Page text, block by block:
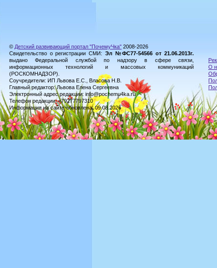
© Детский развивающий портал "ПочемуЧка" 2008-2026
Свидетельство о регистрации СМИ: Эл №ФС77-54566 от 21.06.2013г.
выдано Федеральной службой по надзору в сфере связи,
информационных технологий и массовых коммуникаций
(РОСКОМНАДЗОР).
Соучредители: ИП Львова Е.С., Власова Н.В.
Главный редактор: Львова Елена Сергеевна
Электронный адрес редакции: info@pochemu4ka.ru
Телефон редакции: +79277797310
Информация на сайте обновлена: 09.08.2026
О